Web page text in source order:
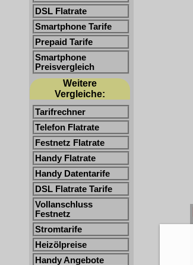
DSL Flatrate
Smartphone Tarife
Prepaid Tarife
Smartphone
Preisvergleich
Weitere
Vergleiche:
Tarifrechner
Telefon Flatrate
Festnetz Flatrate
Handy Flatrate
Handy Datentarife
DSL Flatrate Tarife
Vollanschluss
Festnetz
Stromtarife
Heizölpreise
Handy Angebote